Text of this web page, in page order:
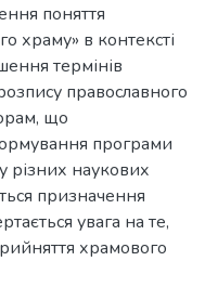
поняття
храму» в контексті
термінів
православного
що
програми
різних наукових
призначення
увага на те,
храмового